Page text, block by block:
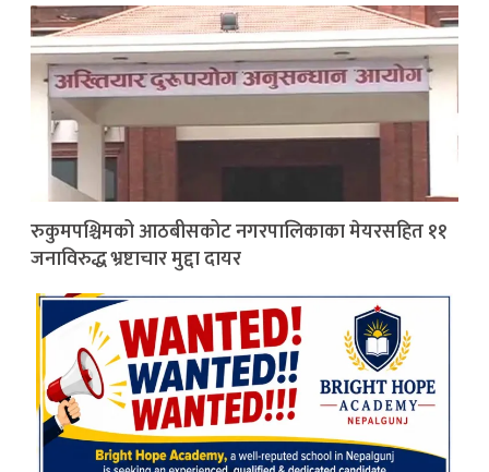
रुकुमपश्चिमको आठबीसकोट नगरपालिकाका मेयरसहित ११
जनाविरुद्ध भ्रष्टाचार मुद्दा दायर